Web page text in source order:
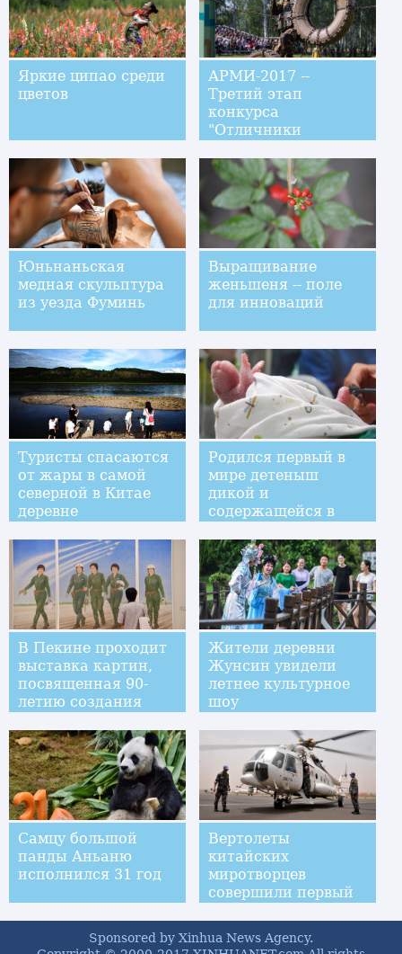
Яркие ципао среди
цветов
АРМИ-2017 --
Третий этап
конкурса
"Отличники
разведки" проходит
под Новосибирском
Юньнаньская
медная скульптура
из уезда Фуминь
Выращивание
женьшеня -- поле
для инноваций
Туристы спасаются
от жары в самой
северной в Китае
деревне
Родился первый в
мире детеныш
дикой и
содержащейся в
В Пекине проходит
выставка картин,
посвященная 90-
летию создания
Жители деревни
Жунсин увидели
летнее культурное
шоу
Самцу большой
панды Аньаню
исполнился 31 год
Вертолеты
китайских
миротворцев
совершили первый
Sponsored by Xinhua News Agency.